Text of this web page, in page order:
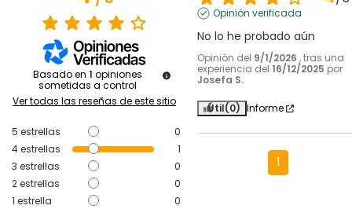
Basado en 1 opiniones
sometidas a control
Ver todas las reseñas de este sitio
5 estrellas
0
4estrellas
1
3 estrellas
0
2estrellas
0
1 estrella 0
Opinión verificada
No lo he probado aún
Opinión del 9/1/2026 , tras una
experiencia del 16/12/2025 por
Josefa S.
Útil(0) Informe
1